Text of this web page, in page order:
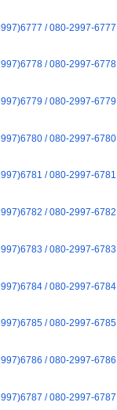
/ 080-2997-6777
/ 080-2997-6778
/ 080-2997-6779
/ 080-2997-6780
/ 080-2997-6781
/ 080-2997-6782
/ 080-2997-6783
/ 080-2997-6784
/ 080-2997-6785
/ 080-2997-6786
/ 080-2997-6787